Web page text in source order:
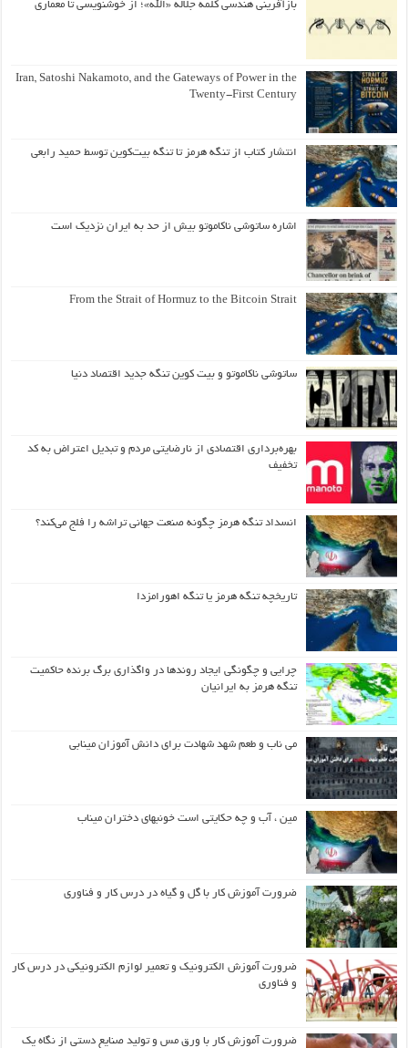
بازآفرینی هندسی کلمه جلاله «الله»؛ از خوشنویسی تا معماری
Iran, Satoshi Nakamoto, and the Gateways of Power in the
Twenty-First Century
انتشار کتاب از تنگه هرمز تا تنگه بیت‌کوین توسط حمید رابعی
اشاره ساتوشی ناکاموتو بیش از حد به ایران نزدیک است
From the Strait of Hormuz to the Bitcoin Strait
ساتوشی ناکاموتو و بیت کوین تنگه جدید اقتصاد دنیا
بهره‌برداری اقتصادی از نارضایتی مردم و تبدیل اعتراض به کد
تخفیف
انسداد تنگه هرمز چگونه صنعت جهانی تراشه را فلج می‌کند؟
تاریخچه تنگه هرمز یا تنگه اهورامزدا
چرایی و چگونگی ایجاد روندها در واگذاری برگ برنده حاکمیت
تنگه هرمز به ایرانیان
می ناب و طعم شهد شهادت برای دانش آموزان مینابی
مین ، آب و چه حکایتی است خونبهای دختران میناب
ضرورت آموزش کار با گل و گیاه در درس کار و فناوری
ضرورت آموزش الکترونیک و تعمیر لوازم الکترونیکی در درس کار
و فناوری
ضرورت آموزش کار با ورق مس و تولید صنایع دستی از نگاه یک